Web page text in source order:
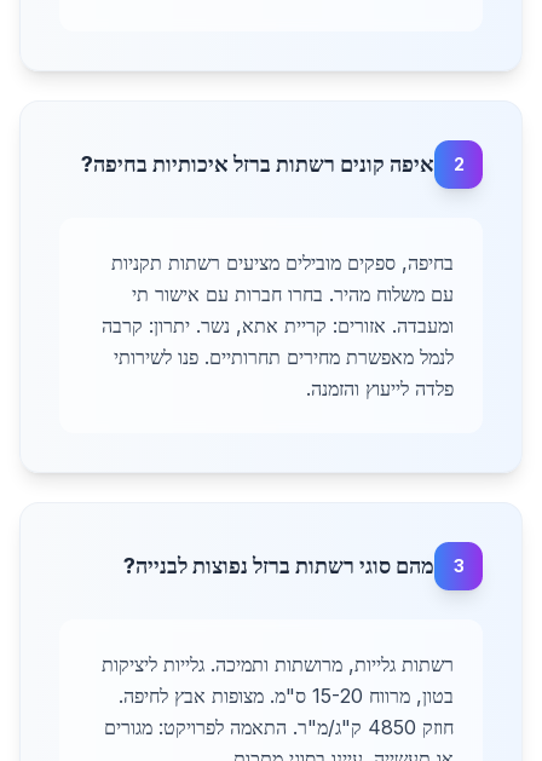
2 איפה קונים רשתות ברזל איכותיות בחיפה?
בחיפה, ספקים מובילים מציעים רשתות תקניות
עם משלוח מהיר. בחרו חברות עם אישור תי
ומעבדה. אזורים: קריית אתא, נשר. יתרון: קרבה
לנמל מאפשרת מחירים תחרותיים. פנו לשירותי
פלדה לייעוץ והזמנה.
3 מהם סוגי רשתות ברזל נפוצות לבנייה?
רשתות גלייות, מרושתות ותמיכה. גלייות ליציקות
בטון, מרווח 15-20 ס"מ. מצופות אבץ לחיפה.
חוזק 4850 ק"ג/מ"ר. התאמה לפרויקט: מגורים